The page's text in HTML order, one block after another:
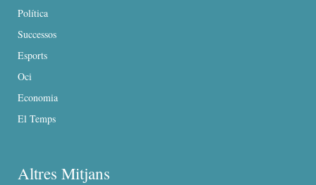
Política
Successos
Esports
Oci
Economia
El Temps
Altres Mitjans